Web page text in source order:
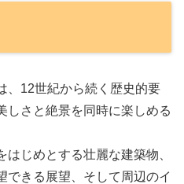
、12世紀から続く歴史的要
しさと絶景を同時に楽しめる
じめとする壮麗な建築物、
できる展望、そして周辺のイ